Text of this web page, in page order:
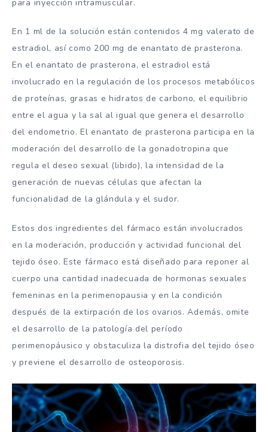
para inyección intramuscular.
En 1 ml de la solución están contenidos 4 mg valerato de
estradiol, así como 200 mg de enantato de prasterona.
En el enantato de prasterona, el estradiol está
involucrado en la regulación de los procesos metabólicos
de proteínas, grasas e hidratos de carbono, el equilibrio
entre el agua y la sal al igual que genera el desarrollo
del endometrio. El enantato de prasterona participa en la
moderación del desarrollo de la gonadotropina que
regula el deseo sexual (libido), la intensidad de la
generación de nuevas células que afectan la
funcionalidad de la glándula y el sudor.
Estos dos ingredientes del fármaco están involucrados
en la moderación, producción y actividad funcional del
tejido óseo. Este fármaco está diseñado para reponer al
cuerpo una cantidad inadecuada de hormonas sexuales
femeninas en la perimenopausia y en la condición
después de la extirpación de los ovarios. Además, omite
el desarrollo de la patología del período
perimenopáusico y obstaculiza la distrofia del tejido óseo
y previene el desarrollo de osteoporosis.